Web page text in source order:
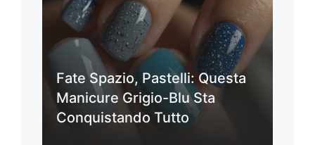
Fate Spazio, Pastelli: Questa
Manicure Grigio-Blu Sta
Conquistando Tutto